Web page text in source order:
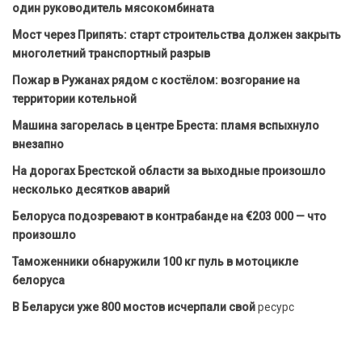
один руководитель мясокомбината
Мост через Припять: старт строительства должен закрыть
многолетний транспортный разрыв
Пожар в Ружанах рядом с костёлом: возгорание на
территории котельной
Машина загорелась в центре Бреста: пламя вспыхнуло
внезапно
На дорогах Брестской области за выходные произошло
несколько десятков аварий
Белоруса подозревают в контрабанде на €203 000 — что
произошло
Таможенники обнаружили 100 кг пуль в мотоцикле
белоруса
В Беларуси уже 800 мостов исчерпали свойресурс